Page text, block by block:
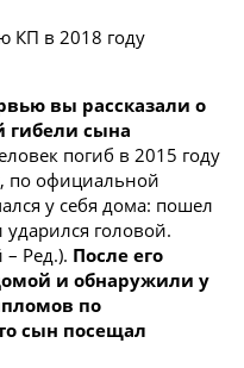
КП в 2018 году
вы рассказали о
гибели сына
погиб в 2015 году
по официальной
у себя дома: пошел
ударился головой.
– Ред.). После его
и обнаружили у
по
сын посещал